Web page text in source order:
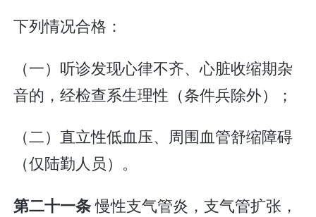
下列情况合格：
（一）听诊发现心律不齐、心脏收缩期杂
音的，经检查系生理性（条件兵除外）；
（二）直立性低血压、周围血管舒缩障碍
（仅陆勤人员）。
第二十一条慢性支气管炎，支气管扩张，